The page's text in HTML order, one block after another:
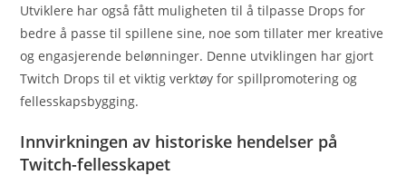
Utviklere har også fått muligheten til å tilpasse Drops for
bedre å passe til spillene sine, noe som tillater mer kreative
og engasjerende belønninger. Denne utviklingen har gjort
Twitch Drops til et viktig verktøy for spillpromotering og
fellesskapsbygging.
Innvirkningen av historiske hendelser på
Twitch-fellesskapet